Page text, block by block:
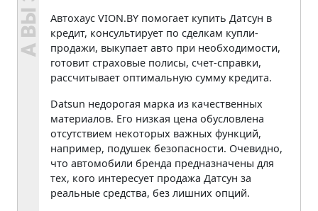
Автохаус VION.BY помогает купить Датсун в
кредит, консультирует по сделкам купли-
продажи, выкупает авто при необходимости,
готовит страховые полисы, счет-справки,
рассчитывает оптимальную сумму кредита.
Datsun недорогая марка из качественных
материалов. Его низкая цена обусловлена
отсутствием некоторых важных функций,
например, подушек безопасности. Очевидно,
что автомобили бренда предназначены для
тех, кого интересует продажа Датсун за
реальные средства, без лишних опций.